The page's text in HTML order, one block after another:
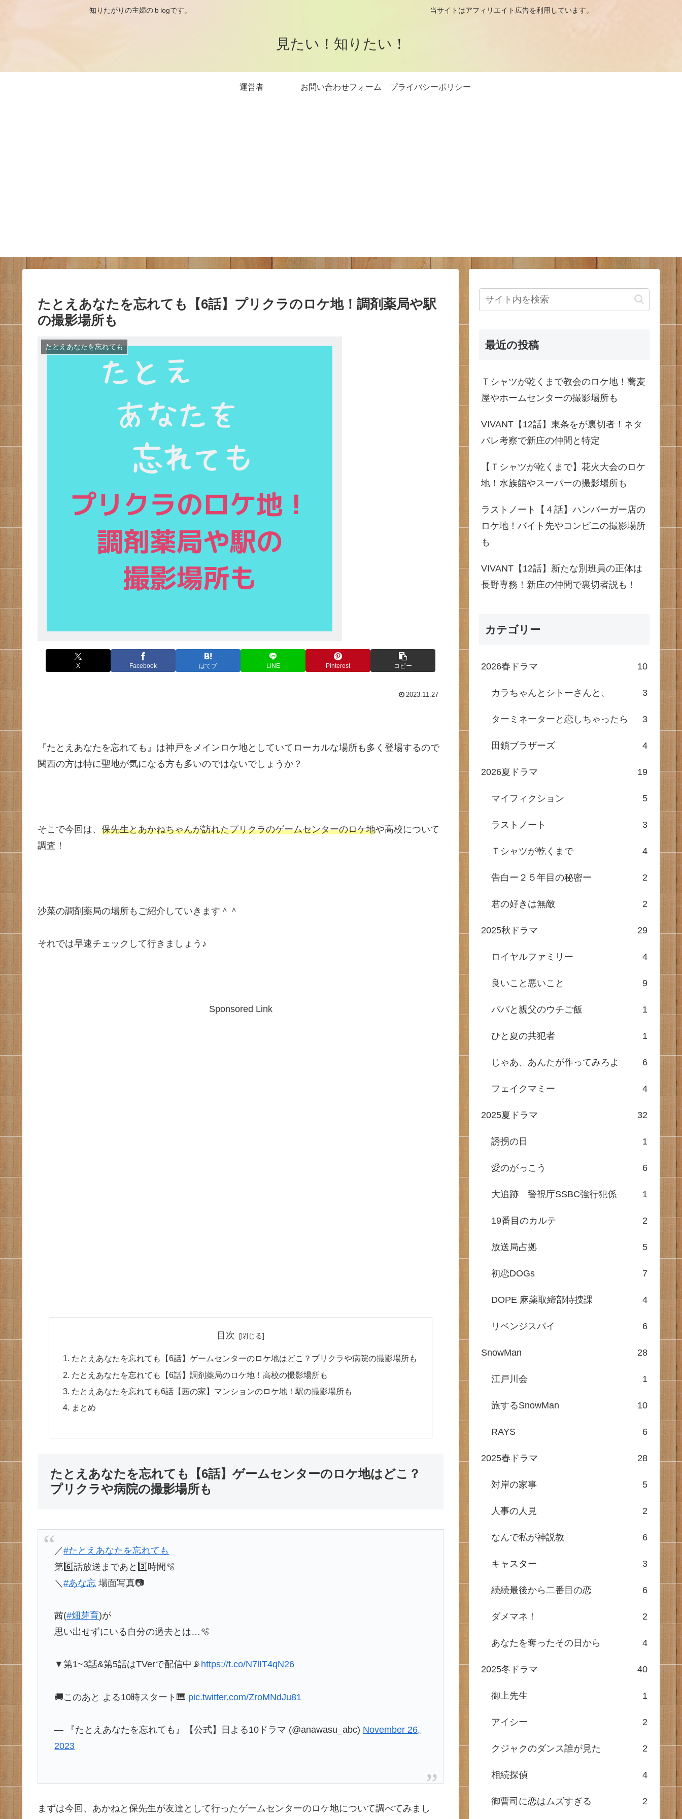
知りたがりの主婦のｂlogです。 当サイトはアフィリエイト広告を利用しています。
見たい！知りたい！
運営者 お問い合わせフォーム プライバシーポリシー
たとえあなたを忘れても【6話】プリクラのロケ地！調剤薬局や駅
の撮影場所も
たとえあなたを忘れても
X Facebook はてブ LINE Pinterest コピー
2023.11.27
『たとえあなたを忘れても』は神戸をメインロケ地としていてローカルな場所も多く登場するので
関西の方は特に聖地が気になる方も多いのではないでしょうか？
そこで今回は、 保先生とあかねちゃんが訪れたプリクラのゲームセンターのロケ地や高校について
調査！
沙菜の調剤薬局の場所もご紹介していきます＾＾
それでは早速チェックして行きましょう♪
Sponsored Link
目次
たとえあなたを忘れても【6話】ゲームセンターのロケ地はどこ？プリクラや病院の撮影場所も
たとえあなたを忘れても【6話】調剤薬局のロケ地！高校の撮影場所も
たとえあなたを忘れても6話【茜の家】マンションのロケ地！駅の撮影場所も
まとめ
たとえあなたを忘れても【6話】ゲームセンターのロケ地はどこ？
プリクラや病院の撮影場所も
／#たとえあなたを忘れても
第6️⃣話放送まであと3️⃣時間🫧
＼#あな忘 場面写真📷
茜(#畑芽育)が
思い出せずにいる自分の過去とは…🫧
▼第1~3話&第5話はTVerで配信中📡 https://t.co/N7lIT4qN26
🚚このあと よる10時スタート🎹 pic.twitter.com/ZroMNdJu81
— 『たとえあなたを忘れても』【公式】日よる10ドラマ (@anawasu_abc) November 26,
2023
まずは今回、あかねと保先生が友達として行ったゲームセンターのロケ地について調べてみまし
最近の投稿
Ｔシャツが乾くまで教会のロケ地！蕎麦
屋やホームセンターの撮影場所も
VIVANT【12話】東条をが裏切者！ネタ
バレ考察で新庄の仲間と特定
【Ｔシャツが乾くまで】花火大会のロケ
地！水族館やスーパーの撮影場所も
ラストノート【４話】ハンバーガー店の
ロケ地！バイト先やコンビニの撮影場所
も
VIVANT【12話】新たな別班員の正体は
長野専務！新庄の仲間で裏切者説も！
カテゴリー
2026春ドラマ 10
カラちゃんとシトーさんと、 3
ターミネーターと恋しちゃったら 3
田鎖ブラザーズ 4
2026夏ドラマ 19
マイフィクション 5
ラストノート 3
Ｔシャツが乾くまで 4
告白ー２５年目の秘密ー 2
君の好きは無敵 2
2025秋ドラマ 29
ロイヤルファミリー 4
良いこと悪いこと 9
パパと親父のウチご飯 1
ひと夏の共犯者 1
じゃあ、あんたが作ってみろよ 6
フェイクマミー 4
2025夏ドラマ 32
誘拐の日 1
愛のがっこう 6
大追跡 警視庁SSBC強行犯係 1
19番目のカルテ 2
放送局占拠 5
初恋DOGs 7
DOPE 麻薬取締部特捜課 4
リベンジスパイ 6
SnowMan 28
江戸川会 1
旅するSnowMan 10
RAYS 6
2025春ドラマ 28
対岸の家事 5
人事の人見 2
なんで私が神説教 6
キャスター 3
続続最後から二番目の恋 6
ダメマネ！ 2
あなたを奪ったその日から 4
2025冬ドラマ 40
御上先生 1
アイシー 2
クジャクのダンス誰が見た 2
相続探偵 4
御曹司に恋はムズすぎる 2